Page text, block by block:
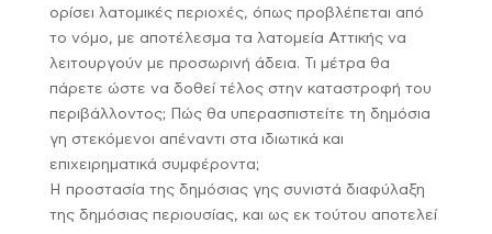
ορίσει λατομικές περιοχές, όπως προβλέπεται από
το νόμο, με αποτέλεσμα τα λατομεία Αττικής να
λειτουργούν με προσωρινή άδεια. Τι μέτρα θα
πάρετε ώστε να δοθεί τέλος στην καταστροφή του
περιβάλλοντος; Πώς θα υπερασπιστείτε τη δημόσια
γη στεκόμενοι απέναντι στα ιδιωτικά και
επιχειρηματικά συμφέροντα;
Η προστασία της δημόσιας γης συνιστά διαφύλαξη
της δημόσιας περιουσίας, και ως εκ τούτου αποτελεί